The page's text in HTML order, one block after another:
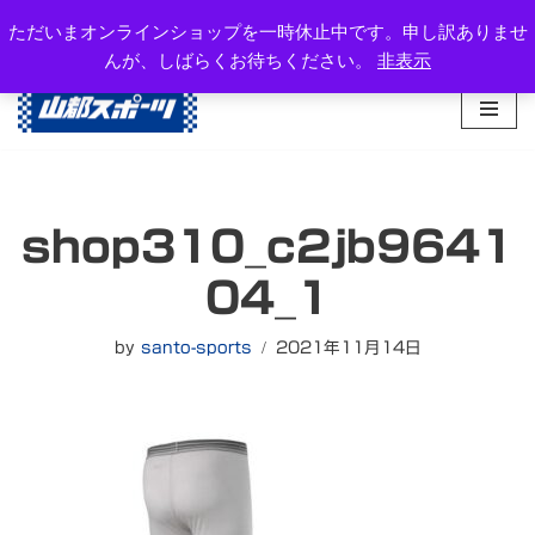
ただいまオンラインショップを一時休止中です。申し訳ありませ
んが、しばらくお待ちください。 非表示
ン
テ
ス
キ
岐阜県高山市西之一色町3-1081-2
TEL：0577-34-3434
shop310_c2jb9641
04_1
by santo-sports 2021年11月14日